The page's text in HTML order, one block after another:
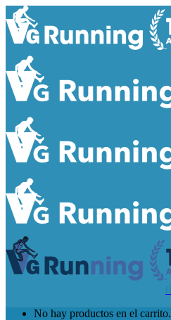
No hay productos en el carrito.